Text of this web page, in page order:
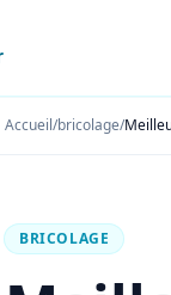
Accueil/bricolage/
BRICOLAGE